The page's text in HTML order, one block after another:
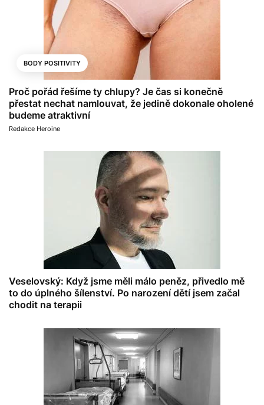
BODY POSITIVITY
Proč pořád řešíme ty chlupy? Je čas si konečně
přestat nechat namlouvat, že jedině dokonale oholené
budeme atraktivní
Redakce Heroine
Veselovský: Když jsme měli málo peněz, přivedlo mě
to do úplného šílenství. Po narození dětí jsem začal
chodit na terapii